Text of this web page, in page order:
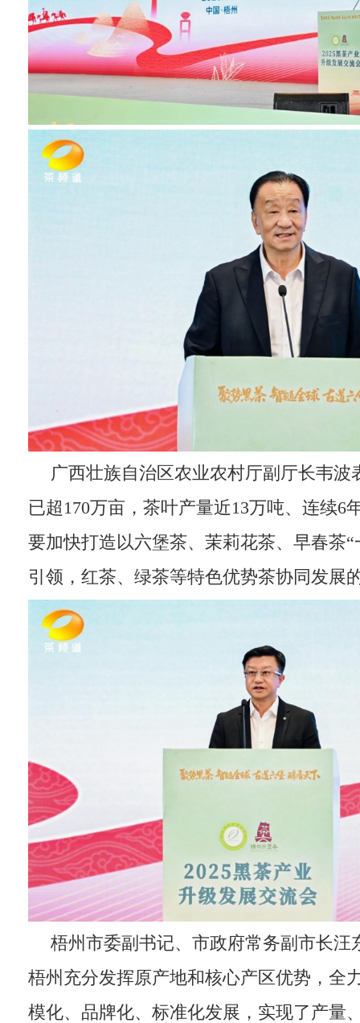
广西壮族自治区农业农村厅副厅长韦波
已超170万亩，茶叶产量近13万吨、连续6
要加快打造以六堡茶、茉莉花茶、早春茶
引领，红茶、绿茶等特色优势茶协同发展
梧州市委副书记、市政府常务副市长汪
梧州充分发挥原产地和核心产区优势，全
模化、品牌化、标准化发展，实现了产量